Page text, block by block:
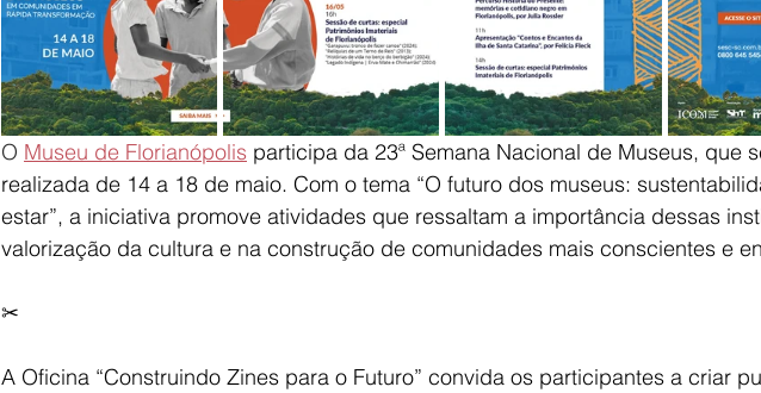
O Museu de Florianópolis participa da 23ª Semana Nacional de Museus, que
realizada de 14 a 18 de maio. Com o tema “O futuro dos museus:
estar”, a iniciativa promove atividades que ressaltam a importância dessas
valorização da cultura e na construção de comunidades mais conscientes e
✂
A Oficina “Construindo Zines para o Futuro” convida os participantes a criar